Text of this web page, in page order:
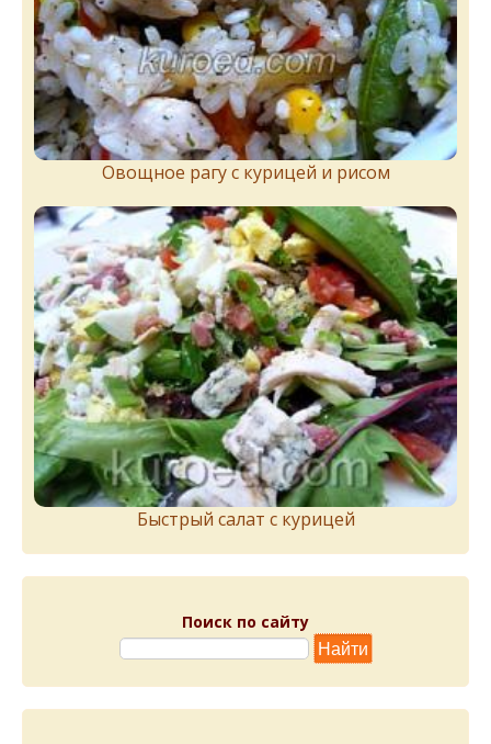
Овощное рагу с курицей и рисом
Быстрый салат с курицей
Поиск по сайту